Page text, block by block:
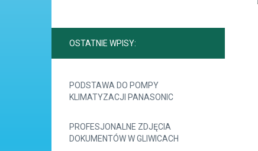
OSTATNIE WPISY:
PODSTAWA DO POMPY
KLIMATYZACJI PANASONIC
PROFESJONALNE ZDJĘCIA
DOKUMENTÓW W GLIWICACH